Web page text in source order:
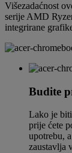
Višezadaćnost
serije AMD
integrirane
Budite
Lako je
prije ćete
upotrebu,
zaustavlja